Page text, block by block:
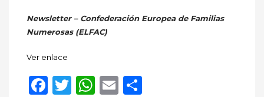
Newsletter – Confederación Europea de Familias
Numerosas (ELFAC)
Ver enlace
Facebook
Twitter
WhatsApp
Email